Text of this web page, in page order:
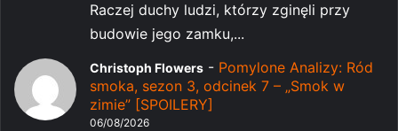
Raczej duchy ludzi, którzy zginęli przy
budowie jego zamku,...
Christoph Flowers - Pomylone Analizy: Ród
smoka, sezon 3, odcinek 7 – „Smok w
zimie” [SPOILERY]
06/08/2026